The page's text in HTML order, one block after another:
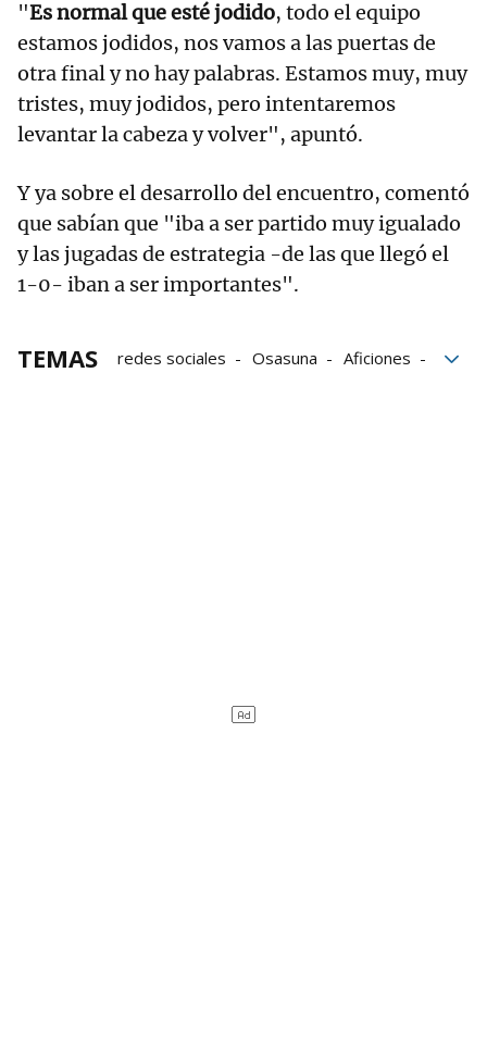
"Es normal que esté jodido, todo el equipo
estamos jodidos, nos vamos a las puertas de
otra final y no hay palabras. Estamos muy, muy
tristes, muy jodidos, pero intentaremos
levantar la cabeza y volver", apuntó.
Y ya sobre el desarrollo del encuentro, comentó
que sabían que "iba a ser partido muy igualado
y las jugadas de estrategia -de las que llegó el
1-0- iban a ser importantes".
TEMAS redes sociales Osasuna
Aficiones